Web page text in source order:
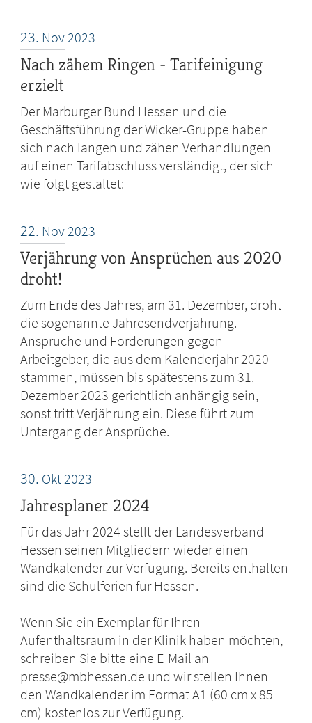
23. Nov2023
Nach zähem Ringen - Tarifeinigung
erzielt
Der Marburger Bund Hessen und die
Geschäftsführung der Wicker-Gruppe haben
sich nach langen und zähen Verhandlungen
auf einen Tarifabschluss verständigt, der sich
wie folgt gestaltet:
22. Nov2023
Verjährung von Ansprüchen aus 2020
droht!
Zum Ende des Jahres, am 31. Dezember, droht
die sogenannte Jahresendverjährung.
Ansprüche und Forderungen gegen
Arbeitgeber, die aus dem Kalenderjahr 2020
stammen, müssen bis spätestens zum 31.
Dezember 2023 gerichtlich anhängig sein,
sonst tritt Verjährung ein. Diese führt zum
Untergang der Ansprüche.
30. Okt2023
Jahresplaner 2024
Für das Jahr 2024 stellt der Landesverband
Hessen seinen Mitgliedern wieder einen
Wandkalender zur Verfügung. Bereits enthalten
sind die Schulferien für Hessen.
Wenn Sie ein Exemplar für Ihren
Aufenthaltsraum in der Klinik haben möchten,
schreiben Sie bitte eine E-Mail an
presse@mbhessen.de und wir stellen Ihnen
den Wandkalender im Format A1 (60 cm x 85
cm) kostenlos zur Verfügung.